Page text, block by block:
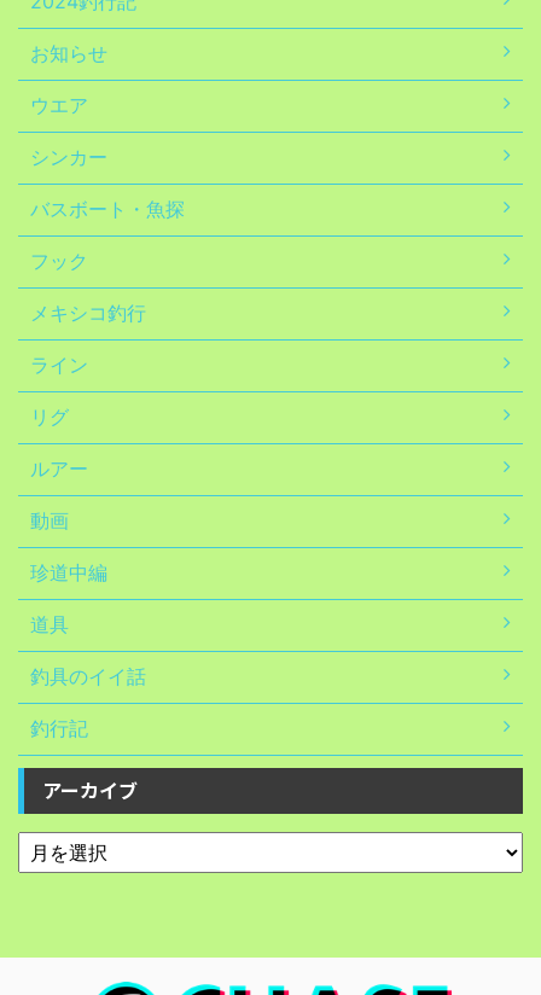
お知らせ
ウエア
シンカー
バスボート・魚探
フック
メキシコ釣行
ライン
リグ
ルアー
動画
珍道中編
道具
釣具のイイ話
釣行記
アーカイブ